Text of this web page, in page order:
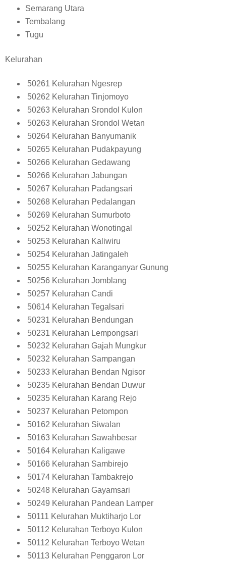
Semarang Utara
Tembalang
Tugu
Kelurahan
50261 Kelurahan Ngesrep
50262 Kelurahan Tinjomoyo
50263 Kelurahan Srondol Kulon
50263 Kelurahan Srondol Wetan
50264 Kelurahan Banyumanik
50265 Kelurahan Pudakpayung
50266 Kelurahan Gedawang
50266 Kelurahan Jabungan
50267 Kelurahan Padangsari
50268 Kelurahan Pedalangan
50269 Kelurahan Sumurboto
50252 Kelurahan Wonotingal
50253 Kelurahan Kaliwiru
50254 Kelurahan Jatingaleh
50255 Kelurahan Karanganyar Gunung
50256 Kelurahan Jomblang
50257 Kelurahan Candi
50614 Kelurahan Tegalsari
50231 Kelurahan Bendungan
50231 Kelurahan Lempongsari
50232 Kelurahan Gajah Mungkur
50232 Kelurahan Sampangan
50233 Kelurahan Bendan Ngisor
50235 Kelurahan Bendan Duwur
50235 Kelurahan Karang Rejo
50237 Kelurahan Petompon
50162 Kelurahan Siwalan
50163 Kelurahan Sawahbesar
50164 Kelurahan Kaligawe
50166 Kelurahan Sambirejo
50174 Kelurahan Tambakrejo
50248 Kelurahan Gayamsari
50249 Kelurahan Pandean Lamper
50111 Kelurahan Muktiharjo Lor
50112 Kelurahan Terboyo Kulon
50112 Kelurahan Terboyo Wetan
50113 Kelurahan Penggaron Lor